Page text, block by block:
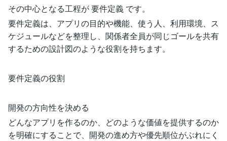
その中心となる工程が 要件定義 です。
要件定義は、アプリの目的や機能、使う人、利用環境、ス
ケジュールなどを整理し、関係者全員が同じゴールを共有
するための設計図のような役割を持ちます。
要件定義の役割
開発の方向性を決める
どんなアプリを作るのか、どのような価値を提供するのか
を明確にすることで、開発の進め方や優先順位がぶれにく